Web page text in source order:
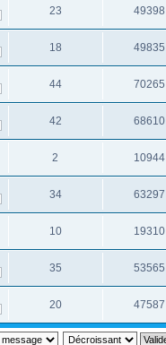
23 49398
18 49835
44 70265
42 68610
2 10944
34 63297
10 19310
35 53565
20 47587